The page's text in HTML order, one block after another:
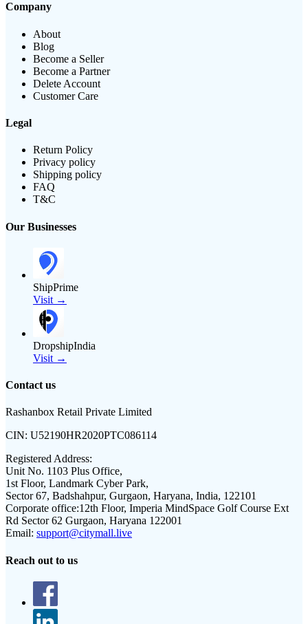
Company
About
Blog
Become a Seller
Become a Partner
Delete Account
Customer Care
Legal
Return Policy
Privacy policy
Shipping policy
FAQ
T&C
Our Businesses
ShipPrime
Visit →
DropshipIndia
Visit →
Contact us
Rashanbox Retail Private Limited
CIN: U52190HR2020PTC086114
Registered Address:
Unit No. 1103 Plus Office,
1st Floor, Landmark Cyber Park,
Sector 67, Badshahpur, Gurgaon, Haryana, India, 122101
Corporate office:12th Floor, Imperia MindSpace Golf Course Ext
Rd Sector 62 Gurgaon, Haryana 122001
Email: support@citymall.live
Reach out to us